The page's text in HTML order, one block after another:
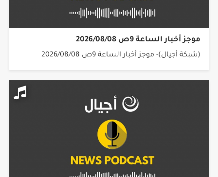
موجز أخبار الساعة 9ص 2026/08/08
(شبكة أجيال)- موجز أخبار الساعة 9ص 2026/08/08